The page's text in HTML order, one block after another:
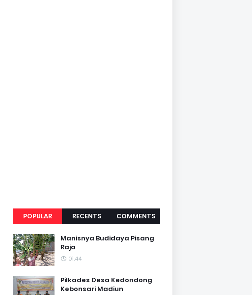
POPULAR RECENTS COMMENTS
Manisnya Budidaya Pisang
Raja
01.44
Pilkades Desa Kedondong
Kebonsari Madiun